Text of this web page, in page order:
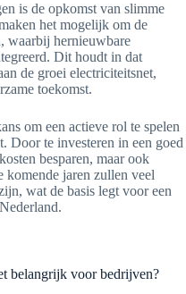
is de opkomst van slimme
het mogelijk om de
waarbij hernieuwbare
Dit houdt in dat
de groei electriciteitsnet,
toekomst.
om een actieve rol te spelen
Door te investeren in een goed
besparen, maar ook
komende jaren zullen veel
wat de basis legt voor een
belangrijk voor bedrijven?